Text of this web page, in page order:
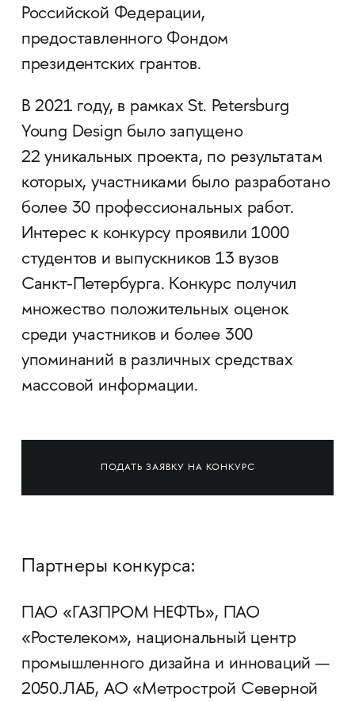
Российской Федерации,
предоставленного Фондом
президентских грантов.
В 2021 году, в рамках St. Petersburg
Young Design было запущено
22 уникальных проекта, по результатам
которых, участниками было разработано
более 30 профессиональных работ.
Интерес к конкурсу проявили 1000
студентов и выпускников 13 вузов
Санкт-Петербурга. Конкурс получил
множество положительных оценок
среди участников и более 300
упоминаний в различных средствах
массовой информации.
ПОДАТЬ ЗАЯВКУ НА КОНКУРС
Партнеры конкурса:
ПАО «ГАЗПРОМ НЕФТЬ», ПАО
«Ростелеком», национальный центр
промышленного дизайна и инноваций —
2050.ЛАБ, АО «Метрострой Северной